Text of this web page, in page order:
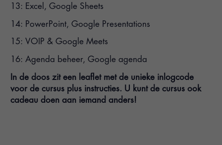
13: Excel, Google Sheets
14: PowerPoint, Google Presentations
15: VOIP & Google Meets
16: Agenda beheer, Google agenda
In de doos zit een leaflet met de unieke inlogcode
voor de cursus plus instructies. U kunt de cursus ook
cadeau doen aan iemand anders!